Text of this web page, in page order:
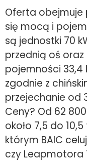
Oferta obejmuje
się mocą i
są jednostki 70
przednią oś oraz
pojemności 33,4
zgodnie z
przejechanie od
Ceny? Od 62
około 7,5 do
którym BAIC
czy Leapmotora